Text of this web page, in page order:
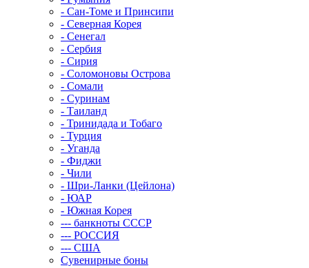
- Сан-Томе и Принсипи
- Северная Корея
- Сенегал
- Сербия
- Сирия
- Соломоновы Острова
- Сомали
- Суринам
- Таиланд
- Тринидада и Тобаго
- Турция
- Уганда
- Фиджи
- Чили
- Шри-Ланки (Цейлона)
- ЮАР
- Южная Корея
--- банкноты СССР
--- РОССИЯ
--- США
Сувенирные боны